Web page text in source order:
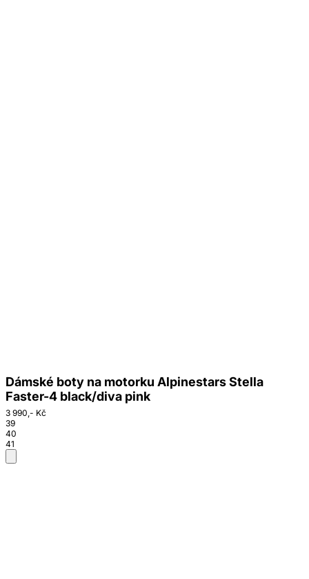
Dámské boty na motorku Alpinestars Stella
Faster-4 black/diva pink
3 990,- Kč
39
40
41